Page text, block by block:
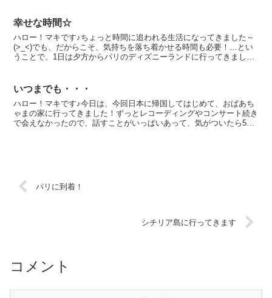
幸せな時間☆
ハロー！マキです♪ちょっと時間に追われる生活になってきました～
(>_<)でも、だからこそ、気持ちを落ち着かせる時間も必要！…とい
うことで、1日は夕方からパリのディズニーランドに行ってきまし
いつまでも・・・
ハロー！マキです♪今日は、今回日本に帰国してはじめて、おばあち
ゃまの家に行ってきました！ずっとレコーディングやコンサート続き
で会えなかったので、話すことがいっぱいあって、気がついたら5時
パリに到着！
シチリア島に行ってきます
コメント